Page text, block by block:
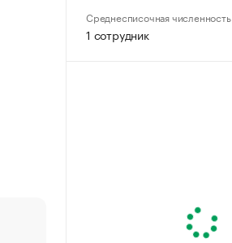
Среднесписочная численность
1 сотрудник